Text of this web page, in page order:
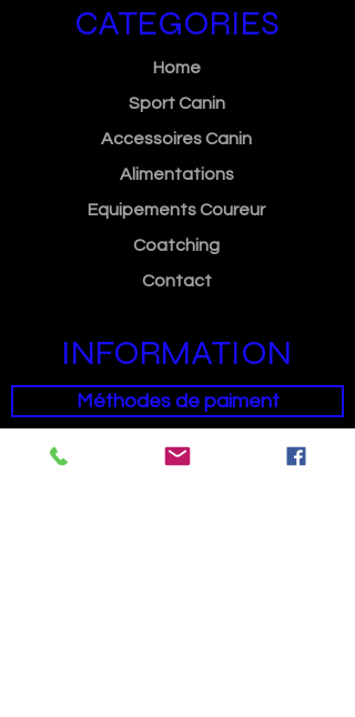
CATEGORIES
Home
Sport Canin
Accessoires Canin
Alimentations
Equipements Coureur
Coatching
Contact
INFORMATION
Méthodes de paiment